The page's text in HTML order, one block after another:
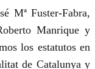
Mª Fuster-Fabra,
Manrique y
los estatutos en
de Catalunya y